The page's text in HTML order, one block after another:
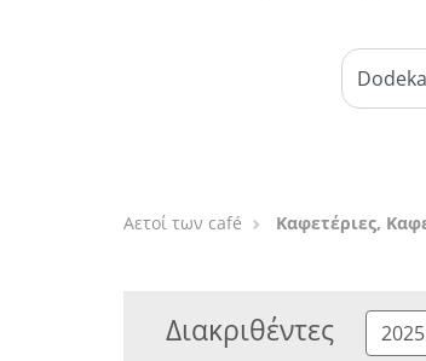
Αετοί των café Καφετέριες,
Διακριθέντες 2025